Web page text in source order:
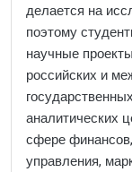
делается на
поэтому
научные
российских и
аналитических
сфере финансов,
управления,